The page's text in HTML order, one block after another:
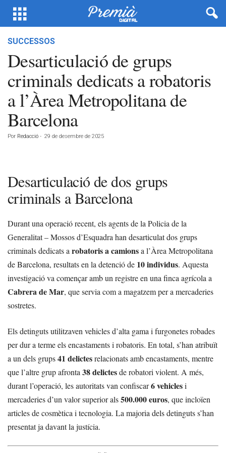
SUCCESSOS
Desarticulació de grups
criminals dedicats a robatoris
a l’Àrea Metropolitana de
Barcelona
Por Redacció - 29 de desembre de 2025
Desarticulació de dos grups
criminals a Barcelona
Durant una operació recent, els agents de la Policia de la
Generalitat – Mossos d’Esquadra han desarticulat dos grups
criminals dedicats a robatoris a camionsa l’Àrea Metropolitana
de Barcelona, resultats en la detenció de 10 individus. Aquesta
investigació va començar amb un registre en una finca agrícola a
Cabrera de Mar, que servia com a magatzem per a mercaderies
sostretes.
Els detinguts utilitzaven vehicles d’alta gama i furgonetes robades
per dur a terme els encastaments i robatoris. En total, s’han atribuït
a un dels grups41 delictesrelacionats amb encastaments, mentre
que l’altre grup afronta 38 delictesde robatori violent. A més,
durant l’operació, les autoritats van confiscar6 vehiclesi
mercaderies d’un valor superior als500.000 euros, que incloïen
articles de cosmètica i tecnologia. La majoria dels detinguts s’han
presentat ja davant la justícia.